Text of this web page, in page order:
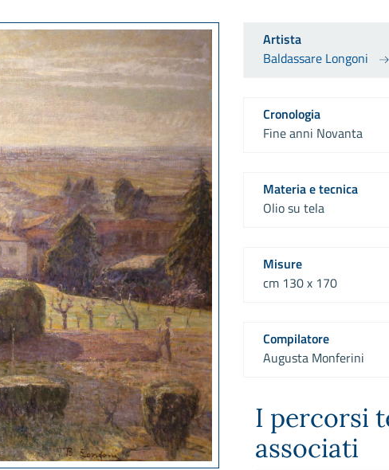
Artista
Baldassare Longoni
Cronologia
Fine anni Novanta
Materia e tecnica
Olio su tela
Misure
cm 130 x 170
Compilatore
Augusta Monferini
I percorsi
associati